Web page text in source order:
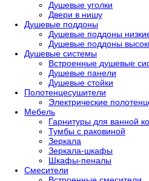
Душевые уголки
Двери в нишу
Душевые поддоны
Душевые поддоны
Душевые поддоны
Душевые системы
Встроенные душевые
Душевые панели
Душевые стойки
Полотенцесушители
Электрические
Мебель
Гарнитуры для ванной
Тумбы с раковиной
Зеркала
Зеркала-шкафы
Шкафы-пеналы
Смесители